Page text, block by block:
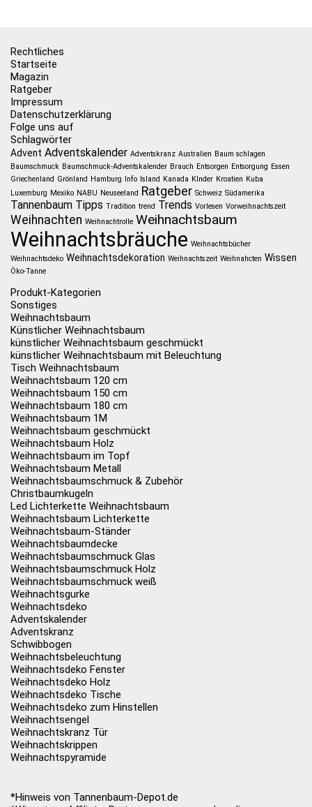
Rechtliches
Startseite
Magazin
Ratgeber
Impressum
Datenschutzerklärung
Folge uns auf
Schlagwörter
Advent Adventskalender Adventskranz Australien Baum schlagen
Baumschmuck Baumschmuck-Adventskalender Brauch Entsorgen Entsorgung Essen
Griechenland Grönland Hamburg Info Island Kanada KInder Kroatien Kuba
Luxemburg Mexiko NABU Neuseeland Ratgeber Schweiz Südamerika
Tannenbaum Tipps Tradition trend Trends Vorlesen Vorweihnachtszeit
Weihnachten Weihnachtrolle Weihnachtsbaum
Weihnachtsbräuche Weihnachtsbücher
Weihnachtsdeko Weihnachtsdekoration Weihnachtszeit Weihnahcten Wissen
Öko-Tanne
Produkt-Kategorien
Sonstiges
Weihnachtsbaum
Künstlicher Weihnachtsbaum
künstlicher Weihnachtsbaum geschmückt
künstlicher Weihnachtsbaum mit Beleuchtung
Tisch Weihnachtsbaum
Weihnachtsbaum 120 cm
Weihnachtsbaum 150 cm
Weihnachtsbaum 180 cm
Weihnachtsbaum 1M
Weihnachtsbaum geschmückt
Weihnachtsbaum Holz
Weihnachtsbaum im Topf
Weihnachtsbaum Metall
Weihnachtsbaumschmuck & Zubehör
Christbaumkugeln
Led Lichterkette Weihnachtsbaum
Weihnachtsbaum Lichterkette
Weihnachtsbaum-Ständer
Weihnachtsbaumdecke
Weihnachtsbaumschmuck Glas
Weihnachtsbaumschmuck Holz
Weihnachtsbaumschmuck weiß
Weihnachtsgurke
Weihnachtsdeko
Adventskalender
Adventskranz
Schwibbogen
Weihnachtsbeleuchtung
Weihnachtsdeko Fenster
Weihnachtsdeko Holz
Weihnachtsdeko Tische
Weihnachtsdeko zum Hinstellen
Weihnachtsengel
Weihnachtskranz Tür
Weihnachtskrippen
Weihnachtspyramide
*Hinweis von Tannenbaum-Depot.de